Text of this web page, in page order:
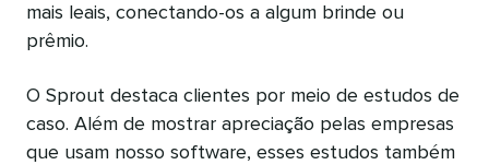
mais leais, conectando-os a algum brinde ou
prêmio.
O Sprout destaca clientes por meio de estudos de
caso. Além de mostrar apreciação pelas empresas
que usam nosso software, esses estudos também